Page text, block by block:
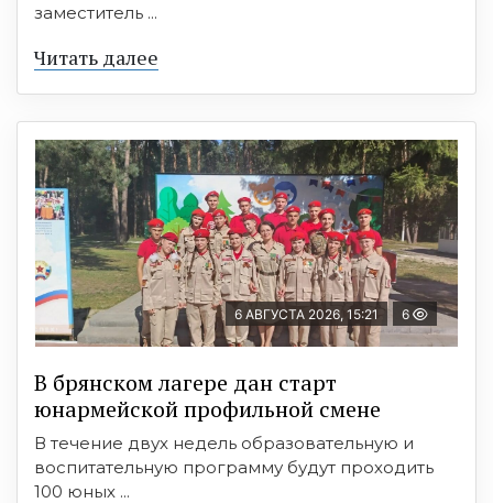
заместитель ...
Читать далее
6 АВГУСТА 2026, 15:21 6
В брянском лагере дан старт
юнармейской профильной смене
В течение двух недель образовательную и
воспитательную программу будут проходить
100 юных ...